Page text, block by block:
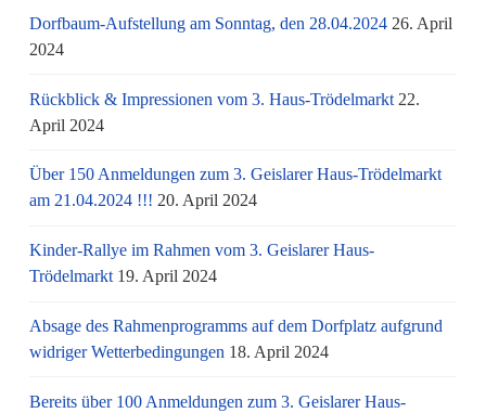
Dorfbaum-Aufstellung am Sonntag, den 28.04.2024 26. April
2024
Rückblick & Impressionen vom 3. Haus-Trödelmarkt 22.
April 2024
Über 150 Anmeldungen zum 3. Geislarer Haus-Trödelmarkt
am 21.04.2024 !!! 20. April 2024
Kinder-Rallye im Rahmen vom 3. Geislarer Haus-
Trödelmarkt 19. April 2024
Absage des Rahmenprogramms auf dem Dorfplatz aufgrund
widriger Wetterbedingungen 18. April 2024
Bereits über 100 Anmeldungen zum 3. Geislarer Haus-